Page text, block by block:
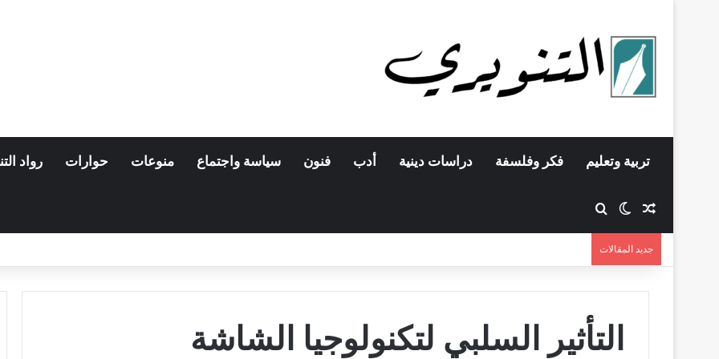
تربية وتعليم فكر وفلسفة دراسات دينية أدب فنون سياسة واجتماع منوعات حوارات رواد
مقال عشوائي
الوضع المظلم
جديد المقالات
التأثير السلبي لتكنولوجيا الشاشة